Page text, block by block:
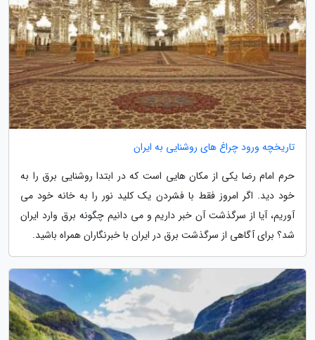
تاریخچه ورود چراغ های روشنایی به ایران
حرم امام رضا یکی از مکان هایی است که در ابتدا روشنایی برق را به
خود دید. اگر امروز فقط با فشردن یک کلید نور را به خانه خود می
آوریم، آیا از سرگذشت آن خبر داریم و می دانیم چگونه برق وارد ایران
شد؟ برای آگاهی از سرگذشت برق در ایران با خبرنگاران همراه باشید.